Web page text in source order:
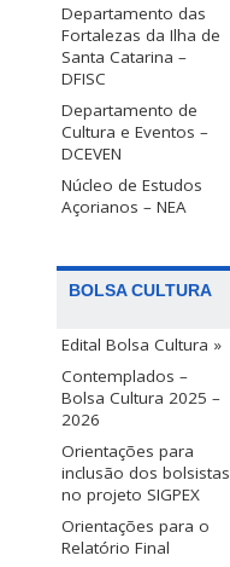
Departamento das
Fortalezas da Ilha de
Santa Catarina –
DFISC
Departamento de
Cultura e Eventos –
DCEVEN
Núcleo de Estudos
Açorianos – NEA
BOLSA CULTURA
Edital Bolsa Cultura »
Contemplados –
Bolsa Cultura 2025 –
2026
Orientações para
inclusão dos bolsistas
no projeto SIGPEX
Orientações para o
Relatório Final